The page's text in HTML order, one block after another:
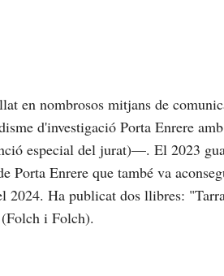
en nombrosos mitjans de
d'investigació Porta Enrere
especial del jurat)—. El 2023
Porta Enrere que també va
2024. Ha publicat dos llibres:
i Folch).